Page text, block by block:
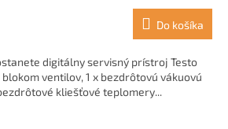
Do košíka
digitálny servisný prístroj Testo
ventilov, 1 x bezdrôtovú vákuovú
kliešťové teplomery...